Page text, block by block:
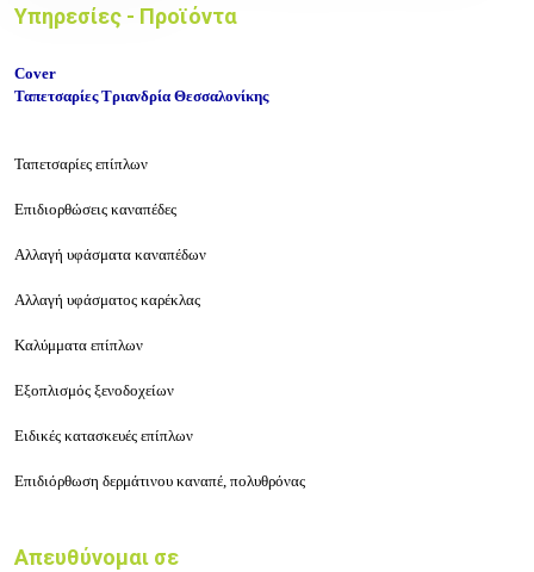
Υπηρεσίες - Προϊόντα
Cover
Ταπετσαρίες Τριανδρία Θεσσαλονίκης
Ταπετσαρίες επίπλων
Επιδιορθώσεις καναπέδες
Αλλαγή υφάσματα καναπέδων
Αλλαγή υφάσματος καρέκλας
Καλύμματα επίπλων
Εξοπλισμός ξενοδοχείων
Ειδικές κατασκευές επίπλων
Επιδιόρθωση δερμάτινου καναπέ, πολυθρόνας
Απευθύνομαι σε